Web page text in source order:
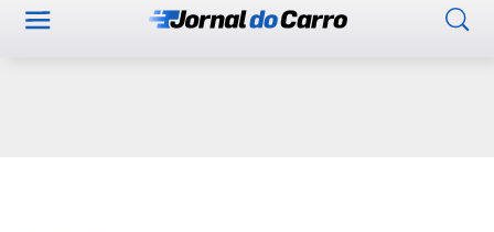
Publicidade